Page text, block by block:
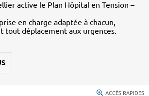
active le Plan Hôpital en Tension –
en charge adaptée à chacun,
tout déplacement aux urgences.
ACCÈS RAPIDES